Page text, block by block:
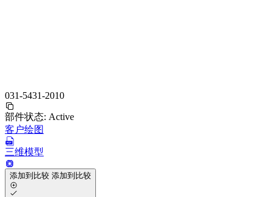
031-5431-2010
部件状态: Active
客户绘图
三维模型
添加到比较 添加到比较